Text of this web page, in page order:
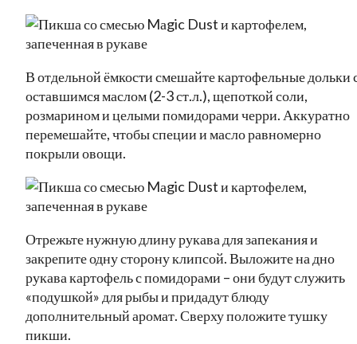
В отдельной ёмкости смешайте картофельные дольки
оставшимся маслом (2-3 ст.л.), щепоткой соли,
розмарином и целыми помидорами черри. Аккуратно
перемешайте, чтобы специи и масло равномерно
покрыли овощи.
Отрежьте нужную длину рукава для запекания и
закрепите одну сторону клипсой. Выложите на дно
рукава картофель с помидорами – они будут служить
«подушкой» для рыбы и придадут блюду
дополнительный аромат. Сверху положите тушку
пикши.